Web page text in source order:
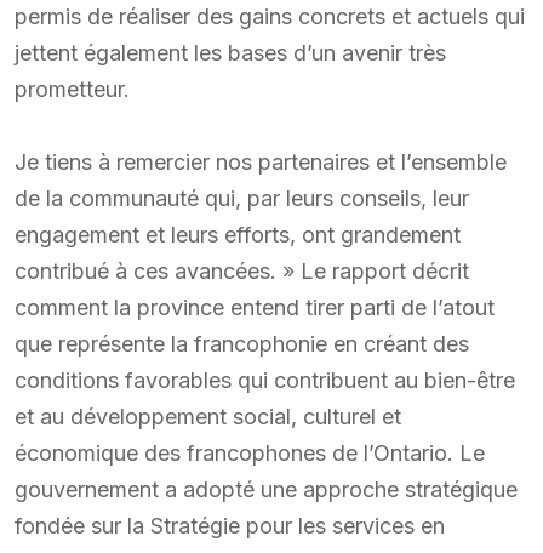
permis de réaliser des gains concrets et actuels qui
jettent également les bases d’un avenir très
prometteur.
Je tiens à remercier nos partenaires et l’ensemble
de la communauté qui, par leurs conseils, leur
engagement et leurs efforts, ont grandement
contribué à ces avancées. » Le rapport décrit
comment la province entend tirer parti de l’atout
que représente la francophonie en créant des
conditions favorables qui contribuent au bien-être
et au développement social, culturel et
économique des francophones de l’Ontario. Le
gouvernement a adopté une approche stratégique
fondée sur la Stratégie pour les services en